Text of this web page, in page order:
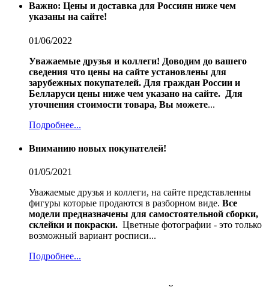
Важно: Цены и доставка для Россиян ниже чем
указаны на сайте!
01/06/2022
Уважаемые друзья и коллеги! Доводим до вашего
сведения что цены на сайте установлены для
зарубежных покупателей. Для граждан России и
Белларуси цены ниже чем указано на сайте. Для
уточнения стоимости товара, Вы можете...
Подробнее...
Вниманию новых покупателей!
01/05/2021
Уважаемые друзья и коллеги, на сайте представленны
фигуры которые продаются в разборном виде. Все
модели предназначены для самостоятельной сборки,
склейки и покраски. Цветные фотографии - это только
возможный вариант росписи...
Подробнее...